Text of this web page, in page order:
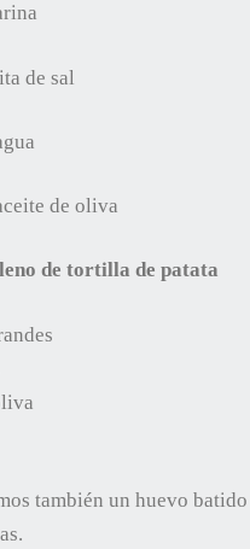
de sal
de oliva
de tortilla de patata
también un huevo